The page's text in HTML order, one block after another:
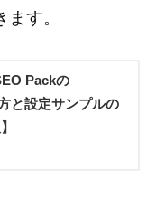
す。
Packの
と設定サンプルの